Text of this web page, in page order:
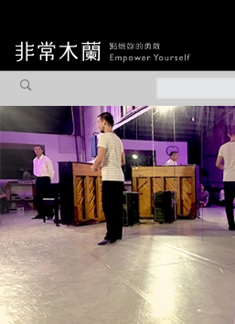
觀點專欄
焦點企劃
社會企業
認識我們